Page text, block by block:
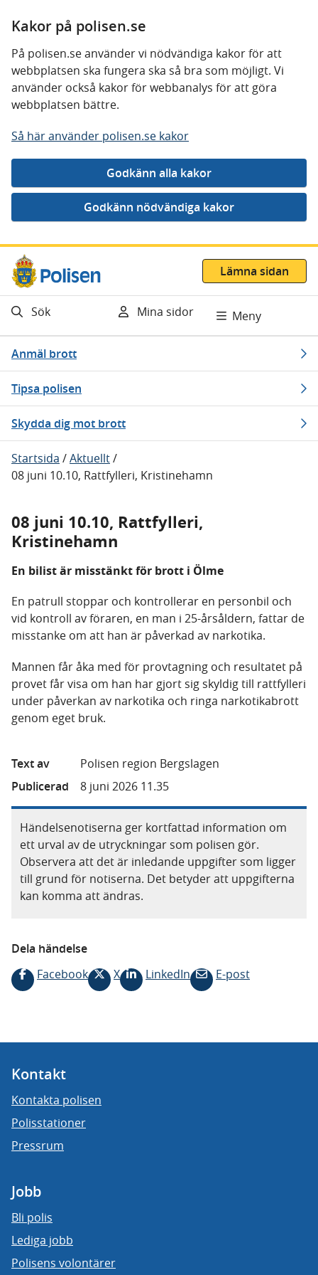
Kakor på polisen.se
På polisen.se använder vi nödvändiga kakor för att
webbplatsen ska fungera ska så bra som möjligt. Vi
använder också kakor för webbanalys för att göra
webbplatsen bättre.
Så här använder polisen.se kakor
Gå direkt till innehåll
Lämna sidan
Sök Mina sidor Meny
Anmäl brott
Tipsa polisen
Skydda dig mot brott
Startsida /Aktuellt/
08 juni 10.10, Rattfylleri, Kristinehamn
08 juni 10.10, Rattfylleri,
Kristinehamn
En bilist är misstänkt för brott i Ölme
En patrull stoppar och kontrollerar en personbil och
vid kontroll av föraren, en man i 25-årsåldern, fattar de
misstanke om att han är påverkad av narkotika.
Mannen får åka med för provtagning och resultatet på
provet får visa om han har gjort sig skyldig till rattfylleri
under påverkan av narkotika och ringa narkotikabrott
genom eget bruk.
Text av
Polisen region Bergslagen
Publicerad
8 juni 2026 11.35
Händelsenotiserna ger kortfattad information om
ett urval av de utryckningar som polisen gör.
Observera att det är inledande uppgifter som ligger
till grund för notiserna. Det betyder att uppgifterna
kan komma att ändras.
Dela händelse
Facebook
X LinkedIn E-post
Kontakt
Kontakta polisen
Polisstationer
Pressrum
Jobb
Bli polis
Lediga jobb
Polisens volontärer